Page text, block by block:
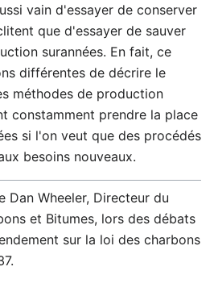
vain d'essayer de conserver
que d'essayer de sauver
surannées. En fait, ce
différentes de décrire le
méthodes de production
constamment prendre la place
si l'on veut que des procédés
besoins nouveaux.
Dan Wheeler, Directeur du
et Bitumes, lors des débats
sur la loi des charbons